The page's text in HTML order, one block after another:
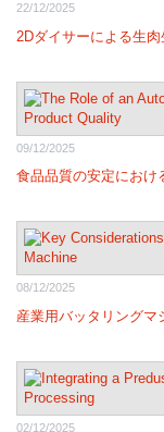
22/12/2025
2Dダイサーによる生
09/12/2025
食品品質の安定におけ
08/12/2025
産業用バッタリングマ
02/12/2025